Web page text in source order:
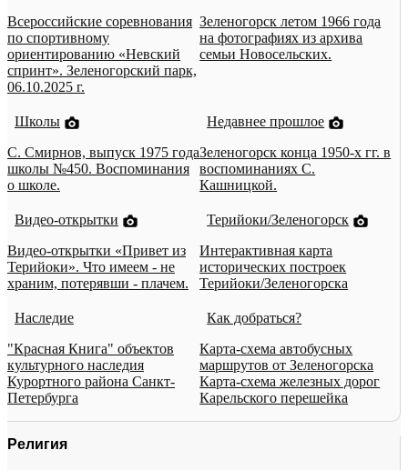
Всероссийские соревнования
по спортивному
ориентированию «Невский
спринт». Зеленогорский парк,
06.10.2025 г.
Зеленогорск летом 1966 года
на фотографиях из архива
семьи Новосельских.
Школы
С. Смирнов, выпуск 1975 года
школы №450. Воспоминания
о школе.
Недавнее прошлое
Зеленогорск конца 1950-х гг. в
воспоминаниях С.
Кашницкой.
Видео-открытки
Видео-открытки «Привет из
Терийоки». Что имеем - не
храним, потерявши - плачем.
Терийоки/Зеленогорск
Интерактивная карта
исторических построек
Терийоки/Зеленогорска
Наследие
"Красная Книга" объектов
культурного наследия
Курортного района Санкт-
Петербурга
Как добраться?
Карта-схема автобусных
маршрутов от Зеленогорска
Карта-схема железных дорог
Карельского перешейка
Религия